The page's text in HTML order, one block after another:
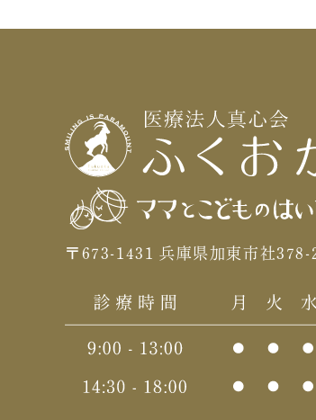
〒673-1431 兵庫県加東市社378-